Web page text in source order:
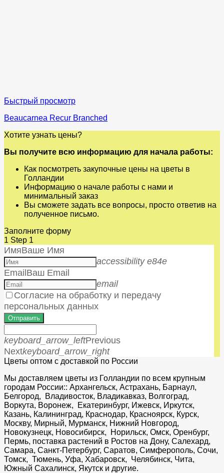
Быстрый просмотр
Beaucarnea Recur Branched
Хотите узнать цены?
Вы получите всю информацию для начала работы:
Как посмотреть закупочные цены на цветы в
Голландии
Информацию о начале работы с нами и
минимальный заказ
Вы сможете задать все вопросы, просто ответив на
полученное письмо.
Заполните форму
1 Step 1
ИмяВаше Имя
accessibility e84e
EmailВаш Email
email
Согласие на обработку и передачу
персональных данных
Отправить
keyboard_arrow_leftPrevious
Nextkeyboard_arrow_right
Цветы оптом с доставкой по России
Мы доставляем цветы из Голландии по всем крупным
городам России:: Архангельск, Астрахань, Барнаул,
Белгород, Владивосток, Владикавказ, Волгоград,
Воркута, Воронеж, Екатеринбург, Ижевск, Иркутск,
Казань, Калининград, Краснодар, Красноярск, Курск,
Москву, Мирный, Мурманск, Нижний Новгород,
Новокузнецк, Новосибирск, Норильск, Омск, Оренбург,
Пермь, поставка растений в Ростов на Дону, Салехард,
Самара, Санкт-Петербург, Саратов, Симферополь, Сочи,
Томск, Тюмень, Уфа, Хабаровск, Челябинск, Чита,
Южный Сахалинск, Якутск и другие.